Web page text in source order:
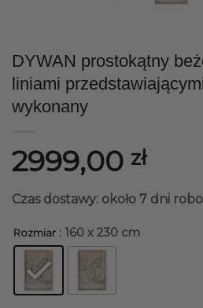
DYWAN prostokątny
liniami
wykonany
2999,00 zł
Czas dostawy: około 7 dni
Rozmiar : 160 x 230 cm